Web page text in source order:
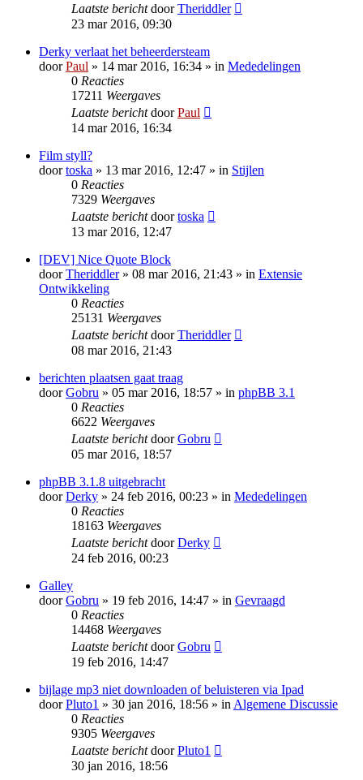
Laatste berichtdoorTheriddler
23 mar 2016, 09:30
Derky verlaat het beheerdersteam
doorPaul » 14 mar 2016, 16:34 » in Mededelingen
0 Reacties
17211 Weergaves
Laatste berichtdoorPaul
14 mar 2016, 16:34
Film styll?
doortoska » 13 mar 2016, 12:47 » in Stijlen
0 Reacties
7329 Weergaves
Laatste berichtdoortoska
13 mar 2016, 12:47
[DEV] Nice Quote Block
doorTheriddler» 08 mar 2016, 21:43 » in Extensie
Ontwikkeling
0 Reacties
25131 Weergaves
Laatste berichtdoorTheriddler
08 mar 2016, 21:43
berichten plaatsen gaat traag
doorGobru » 05 mar 2016, 18:57 » in phpBB 3.1
0 Reacties
6622 Weergaves
Laatste berichtdoorGobru
05 mar 2016, 18:57
phpBB 3.1.8 uitgebracht
doorDerky » 24 feb 2016, 00:23 » in Mededelingen
0 Reacties
18163 Weergaves
Laatste berichtdoorDerky
24 feb 2016, 00:23
Galley
doorGobru » 19 feb 2016, 14:47 » in Gevraagd
0 Reacties
14468 Weergaves
Laatste berichtdoorGobru
19 feb 2016, 14:47
bijlage mp3 niet downloaden of beluisteren via Ipad
doorPluto1 » 30 jan 2016, 18:56 » inAlgemene Discussie
0 Reacties
9305 Weergaves
Laatste berichtdoorPluto1
30 jan 2016, 18:56